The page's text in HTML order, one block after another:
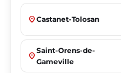
place Castanet-Tolosan
place
Saint-Orens-de-
Gameville